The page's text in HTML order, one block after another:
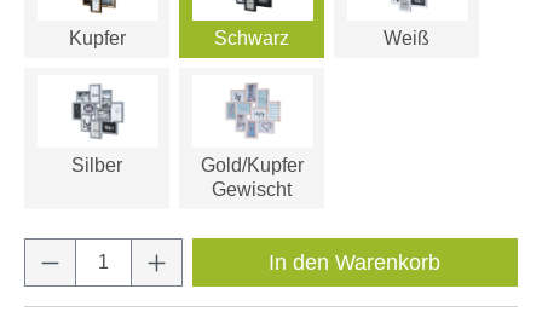
Kupfer Schwarz Weiß
Silber
Gold/Kupfer
Gewischt
Produkt Anzahl: Gib den gewünschten
In den Warenkorb